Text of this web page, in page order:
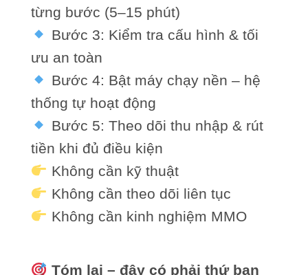
từng bước (5–15 phút)
Bước 3: Kiểm tra cấu hình & tối
ưu an toàn
Bước 4: Bật máy chạy nền – hệ
thống tự hoạt động
Bước 5: Theo dõi thu nhập & rút
tiền khi đủ điều kiện
Không cần kỹ thuật
Không cần theo dõi liên tục
Không cần kinh nghiệm MMO
Tóm lại – đây có phải thứ bạn